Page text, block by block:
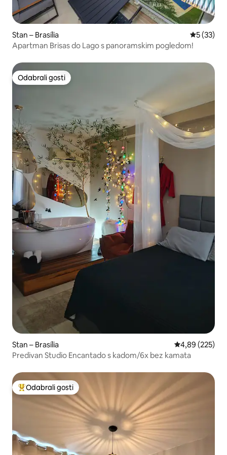
Stan – Brasília Prosječna
5 (33)
Apartman Brisas do Lago s panoramskim pogledom!
Odabrali gosti
Odabrali gosti
Stan – Brasília Prosječna
4,89 (225)
Predivan Studio Encantado s kadom/6x bez kamata
Među najviše rangiranima s oznakom „Odabrali gosti”
Odabrali gosti